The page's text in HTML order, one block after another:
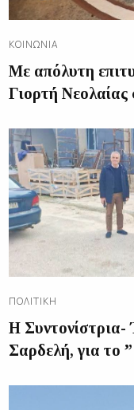
ΚΟΙΝΩΝΊΑ
Με απόλυτη
Γιορτή
ΠΟΛΙΤΙΚΉ
Η
Σαρδελή, για το